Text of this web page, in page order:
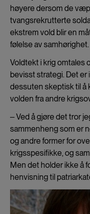
høyere dersom de
tvangsrekrutterte
ekstrem vold blir en
følelse av samhørighet.
Voldtekt i krig omtales
bevisst strategi. Det er
dessuten skeptisk til å
volden fra andre
‒ Ved å gjøre det tror
sammenheng som er
og andre former for
krigsspesifikke, og
Men det holder ikke å
henvisning til